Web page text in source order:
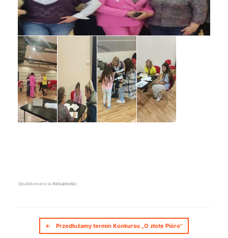
Opublikowano w Aktualności
Nawigacja postów
← Przedłużamy termin Konkursu „O złote Pióro”